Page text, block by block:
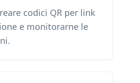
codici QR per link
e monitorarne le